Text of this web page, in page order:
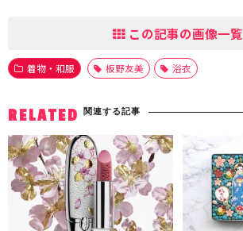
この記事の画像一覧
着物・和服 板野友美 浴衣
RELATED 関連する記事